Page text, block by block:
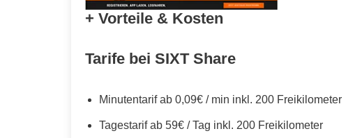
+ Vorteile & Kosten
Tarife bei SIXT Share
Minutentarif ab 0,09€ / min inkl. 200 Freikilometer
Tagestarif ab 59€ / Tag inkl. 200 Freikilometer